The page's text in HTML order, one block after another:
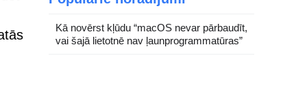
Kā novērst kļūdu “macOS nevar pārbaudīt,
vai šajā lietotnē nav ļaunprogrammatūras”